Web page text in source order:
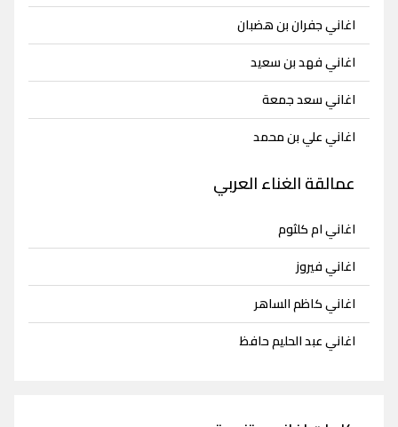
اغاني جفران بن هضبان
اغاني فهد بن سعيد
اغاني سعد جمعة
اغاني علي بن محمد
عمالقة الغناء العربي
اغاني ام كلثوم
اغاني فيروز
اغاني كاظم الساهر
اغاني عبد الحليم حافظ